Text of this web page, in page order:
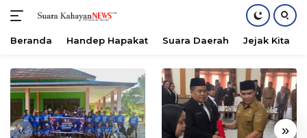
konten
Beranda Handep Hapakat Suara Daerah Jejak Kita
« »